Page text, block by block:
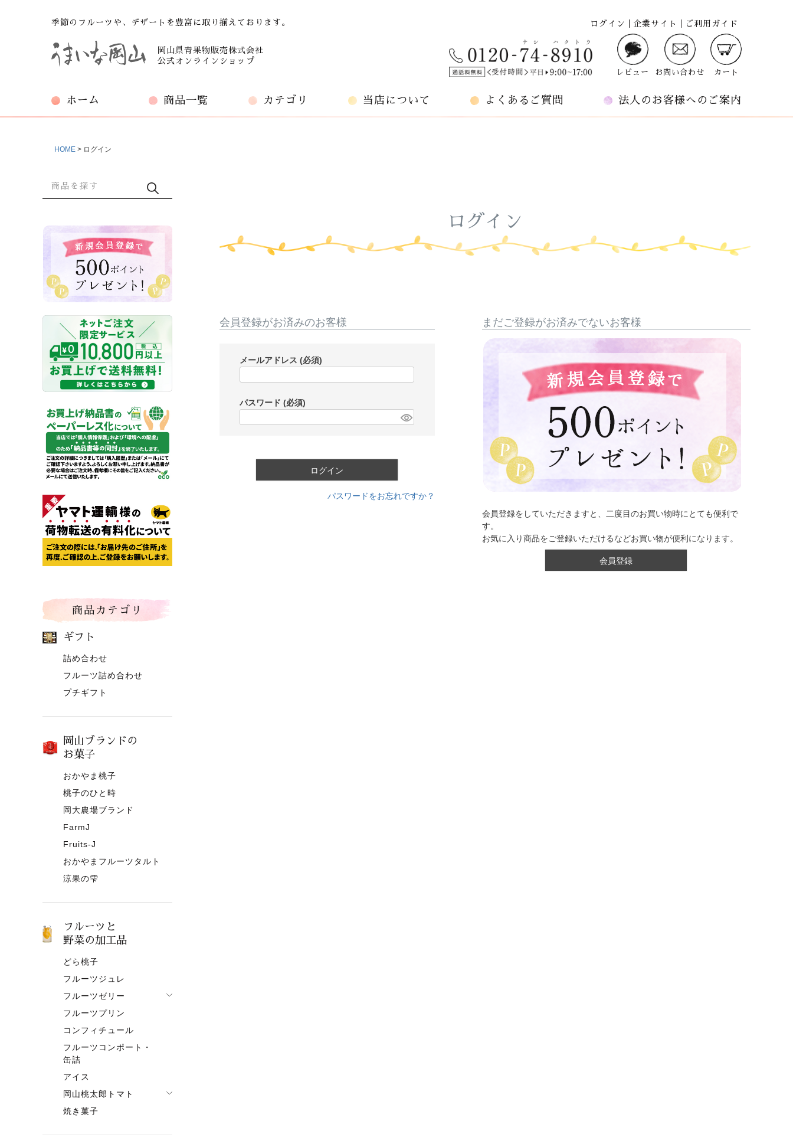
季節のフルーツや、デザートを豊富に取り揃えております。
岡山県青果物販売株式会社
公式オンラインショップ
ログイン 企業サイト ご利用ガイド
レビュー お問い合わせ カート
ホーム 商品一覧 カテゴリ 当店について よくあるご質問 法人のお客様へのご案内
HOME ログイン
商品検索
商品カテゴリ
ギフト
詰め合わせ
フルーツ詰め合わせ
プチギフト
岡山ブランドの
お菓子
おかやま桃子
桃子のひと時
岡大農場ブランド
FarmJ
Fruits-J
おかやまフルーツタルト
涼果の雫
フルーツと
野菜の加工品
どら桃子
フルーツジュレ
フルーツゼリー
フルーツゼリー一覧
果肉入りタイプ
ピューレタイプ
フルーツプリン
コンフィチュール
フルーツコンポート・
缶詰
アイス
岡山桃太郎トマト
でざあととまと
焼き菓子
ログイン
会員登録がお済みのお客様
メールアドレス (必須)
パスワード (必須)
ログイン
パスワードをお忘れですか？
まだご登録がお済みでないお客様
会員登録をしていただきますと、二度目のお買い物時にとても便利で
す。
お気に入り商品をご登録いただけるなどお買い物が便利になります。
会員登録